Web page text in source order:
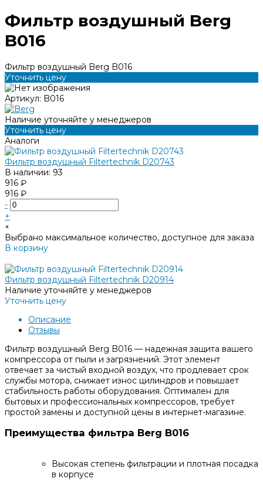
Фильтр воздушный Berg
B016
Фильтр воздушный Berg B016
Уточнить цену
Артикул: B016
Наличие уточняйте у менеджеров
Уточнить цену
Аналоги
Фильтр воздушный Filtertechnik D20743
В наличии: 93
916 ₽
916 ₽
-
+
×
Выбрано максимальное количество, доступное для заказа
В корзину
Фильтр воздушный Filtertechnik D20914
Наличие уточняйте у менеджеров
Уточнить цену
Описание
Отзывы
Фильтр воздушный Berg B016 — надежная защита вашего
компрессора от пыли и загрязнений. Этот элемент
отвечает за чистый входной воздух, что продлевает срок
службы мотора, снижает износ цилиндров и повышает
стабильность работы оборудования. Оптимален для
бытовых и профессиональных компрессоров, требует
простой замены и доступной цены в интернет-магазине.
Преимущества фильтра Berg B016
Высокая степень фильтрации и плотная посадка
в корпусе